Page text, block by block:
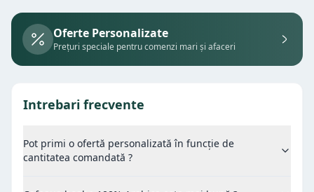
Oferte Personalizate
Prețuri speciale pentru comenzi mari și afaceri
Intrebari frecvente
Pot primi o ofertă personalizată în funcție de
cantitatea comandată ?